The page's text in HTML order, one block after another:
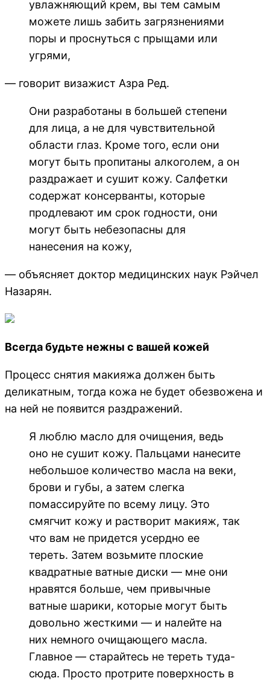
увлажняющий крем, вы тем самым
можете лишь забить загрязнениями
поры и проснуться с прыщами или
угрями,
— говорит визажист Азра Ред.
Они разработаны в большей степени
для лица, а не для чувствительной
области глаз. Кроме того, если они
могут быть пропитаны алкоголем, а он
раздражает и сушит кожу. Салфетки
содержат консерванты, которые
продлевают им срок годности, они
могут быть небезопасны для
нанесения на кожу,
— объясняет доктор медицинских наук Рэйчел
Назарян.
Всегда будьте нежны с вашей кожей
Процесс снятия макияжа должен быть
деликатным, тогда кожа не будет обезвожена и
на ней не появится раздражений.
Я люблю масло для очищения, ведь
оно не сушит кожу. Пальцами нанесите
небольшое количество масла на веки,
брови и губы, а затем слегка
помассируйте по всему лицу. Это
смягчит кожу и растворит макияж, так
что вам не придется усердно ее
тереть. Затем возьмите плоские
квадратные ватные диски — мне они
нравятся больше, чем привычные
ватные шарики, которые могут быть
довольно жесткими — и налейте на
них немного очищающего масла.
Главное — старайтесь не тереть туда-
сюда. Просто протрите поверхность в